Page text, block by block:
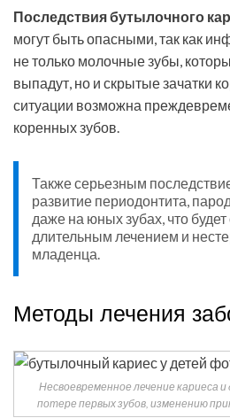
Последствия бутылочного
могут быть опасными, так как
не только молочные зубы,
выпадут, но и скрытые зачатки
ситуации возможна
коренных зубов.
Также серьезным
развитие периодонтита,
даже на юных зубах, что
длительным лечением и
младенца.
Методы лечения
Несвоевременное лечение кариеса
потере первых зубов, изменению